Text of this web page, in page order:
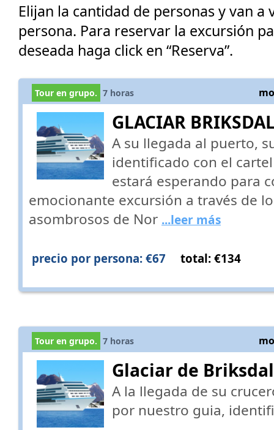
Elijan la cantidad de personas y van
persona. Para reservar la excursión
deseada haga click en “Reserva”.
Tour en grupo. 7 horas
GLACIAR
A su llegada al puerto,
identificado con el
estará esperando para
emocionante excursión a través de
asombrosos de Nor ...leer más
precio por persona: €67 total: €134
Tour en grupo. 7 horas
Glaciar de Briksdal
A la llegada de su
por nuestro guia,